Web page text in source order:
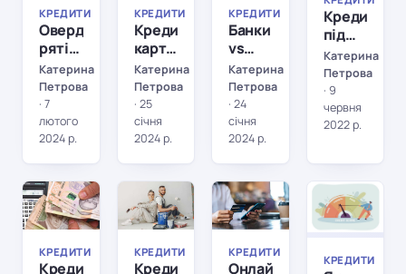
КРЕДИТИ
Овердрафт:
рятівний
круг
чи
боргова
яма?
Катерина
Петрова
· 7
лютого
2024 р.
КРЕДИТИ
Кредитні
картки:
Посібник
для
розумного
вибору
Катерина
Петрова
· 25
січня
2024 р.
КРЕДИТИ
Банки
vs
МФО:
Хто
кращий
друг
вашого
Катерина
Петрова
· 24
січня
2024 р.
Кредит
під
час
війни:
які
банки
видають
Катерина
Петрова
· 9
червня
2022 р.
КРЕДИТИ
КРЕДИТИ
Кредитні
КРЕДИТИ
КРЕДИТИ
Кредит
КРЕДИТИ
КРЕДИТИ
Онлайн
КРЕДИТИ
КРЕДИТИ